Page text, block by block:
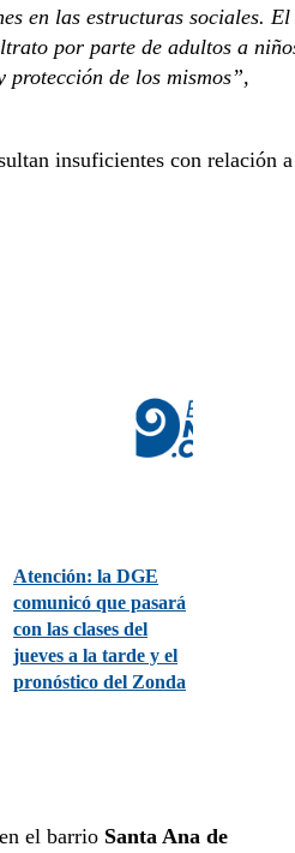
en las estructuras sociales. El
por parte de adultos a
protección de los mismos”,
insuficientes con relación a
Atención: la DGE
comunicó que pasará
con las clases del
jueves a la tarde y el
pronóstico del Zonda
el barrio Santa Ana de